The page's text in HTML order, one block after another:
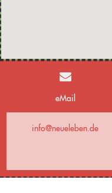
eMail
info@neueleben.de